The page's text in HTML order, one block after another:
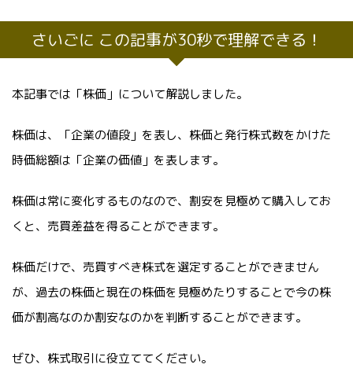
さいごに この記事が30秒で理解できる！
本記事では「株価」について解説しました。
株価は、「企業の値段」を表し、株価と発行株式数をかけた
時価総額は「企業の価値」を表します。
株価は常に変化するものなので、割安を見極めて購入してお
くと、売買差益を得ることができます。
株価だけで、売買すべき株式を選定することができません
が、過去の株価と現在の株価を見極めたりすることで今の株
価が割高なのか割安なのかを判断することができます。
ぜひ、株式取引に役立ててください。